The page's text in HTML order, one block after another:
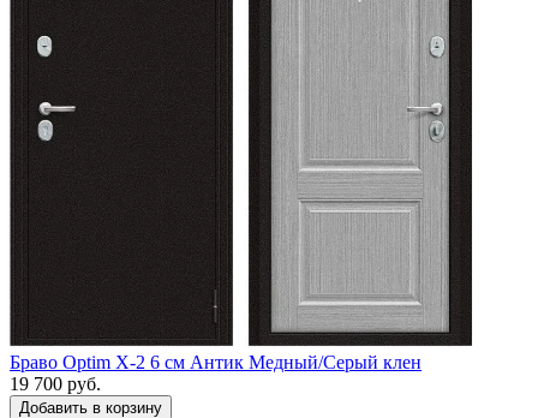
Браво Optim X-2 6 см Антик Медный/Серый клен
19 700 руб.